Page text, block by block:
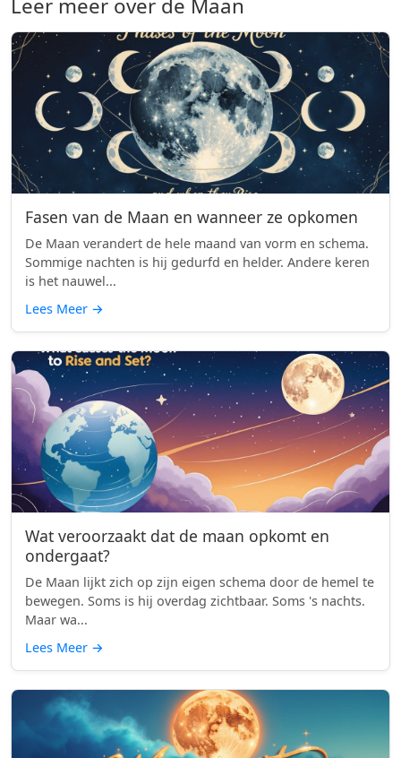
Leer meer over de Maan
Fasen van de Maan en wanneer ze opkomen
De Maan verandert de hele maand van vorm en schema.
Sommige nachten is hij gedurfd en helder. Andere keren
is het nauwel...
Lees Meer →
Wat veroorzaakt dat de maan opkomt en
ondergaat?
De Maan lijkt zich op zijn eigen schema door de hemel te
bewegen. Soms is hij overdag zichtbaar. Soms 's nachts.
Maar wa...
Lees Meer →